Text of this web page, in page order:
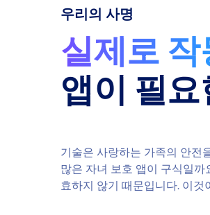
우리의 사명
실제로
앱이 필
기술은 사랑하는 가족의 안전
많은 자녀 보호 앱이 구식일
효하지 않기 때문입니다. 이